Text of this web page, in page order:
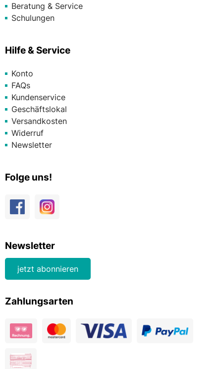
Beratung & Service
Schulungen
Hilfe & Service
Konto
FAQs
Kundenservice
Geschäftslokal
Versandkosten
Widerruf
Newsletter
Folge uns!
Newsletter
jetzt abonnieren
Zahlungsarten